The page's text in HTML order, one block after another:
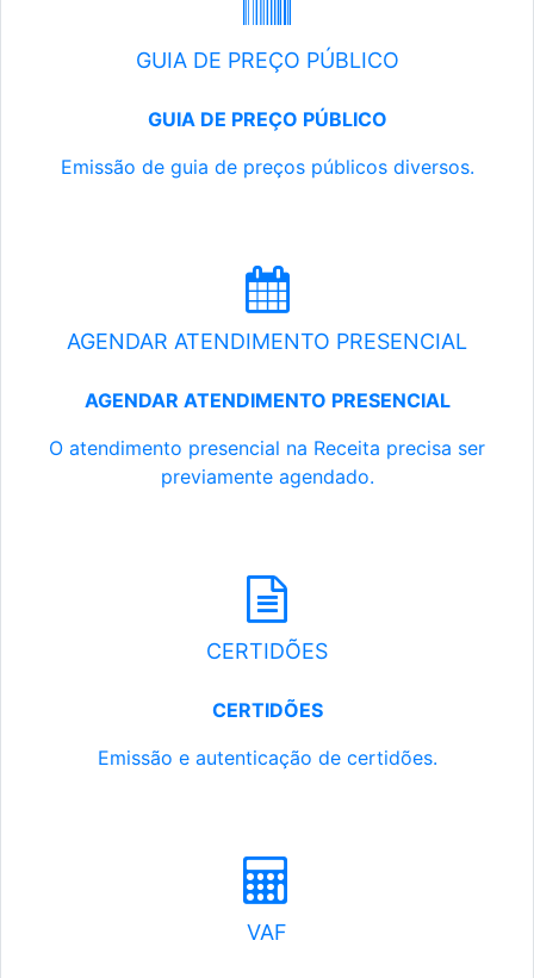
GUIA DE PREÇO PÚBLICO
GUIA DE PREÇO PÚBLICO
Emissão de guia de preços públicos diversos.
AGENDAR ATENDIMENTO PRESENCIAL
AGENDAR ATENDIMENTO PRESENCIAL
O atendimento presencial na Receita precisa ser
previamente agendado.
CERTIDÕES
CERTIDÕES
Emissão e autenticação de certidões.
VAF